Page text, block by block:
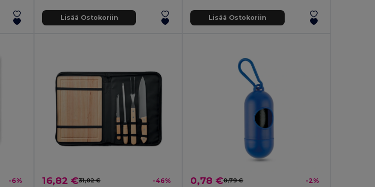
Lisää Ostokoriin Lisää Ostokoriin
-6% 16,82 €31,02 € -46% 0,78 €0,79 € -2%